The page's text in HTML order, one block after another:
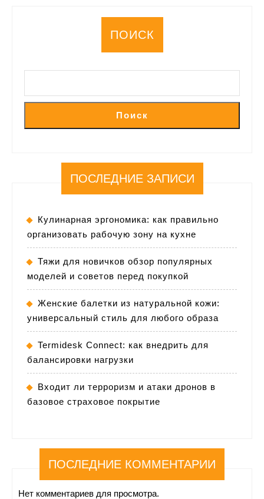
ПОИСК
Поиск
ПОСЛЕДНИЕ ЗАПИСИ
Кулинарная эргономика: как правильно
организовать рабочую зону на кухне
Тяжи для новичков обзор популярных
моделей и советов перед покупкой
Женские балетки из натуральной кожи:
универсальный стиль для любого образа
Termidesk Connect: как внедрить для
балансировки нагрузки
Входит ли терроризм и атаки дронов в
базовое страховое покрытие
ПОСЛЕДНИЕ КОММЕНТАРИИ
Нет комментариев для просмотра.